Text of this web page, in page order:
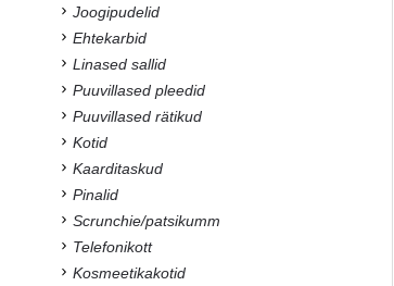
Joogipudelid
Ehtekarbid
Linased sallid
Puuvillased pleedid
Puuvillased rätikud
Kotid
Kaarditaskud
Pinalid
Scrunchie/patsikumm
Telefonikott
Kosmeetikakotid